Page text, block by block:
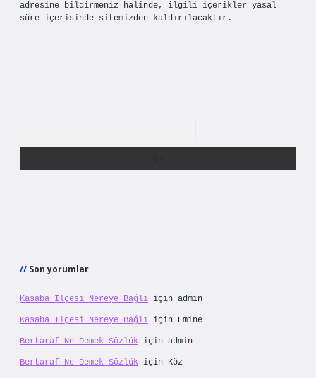
adresine bildirmeniz halinde, ilgili içerikler yasal
süre içerisinde sitemizden kaldırılacaktır.
Son yorumlar
Kasaba Ilçesi Nereye Bağlı için admin
Kasaba Ilçesi Nereye Bağlı için Emine
Bertaraf Ne Demek Sözlük için admin
Bertaraf Ne Demek Sözlük için Köz